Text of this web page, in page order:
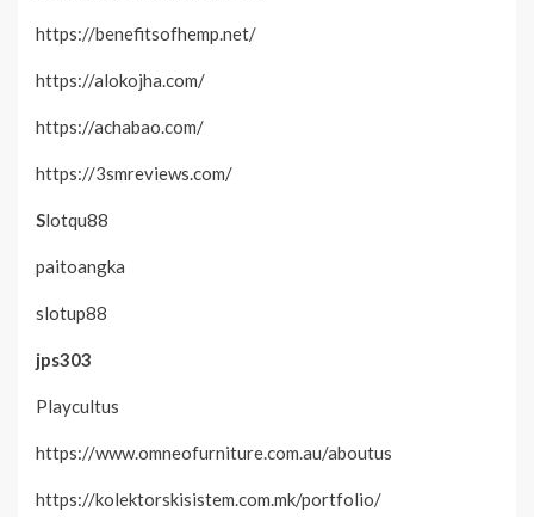
https://benefitsofhemp.net/
https://alokojha.com/
https://achabao.com/
https://3smreviews.com/
Slotqu88
paitoangka
slotup88
jps303
Playcultus
https://www.omneofurniture.com.au/aboutus
https://kolektorskisistem.com.mk/portfolio/